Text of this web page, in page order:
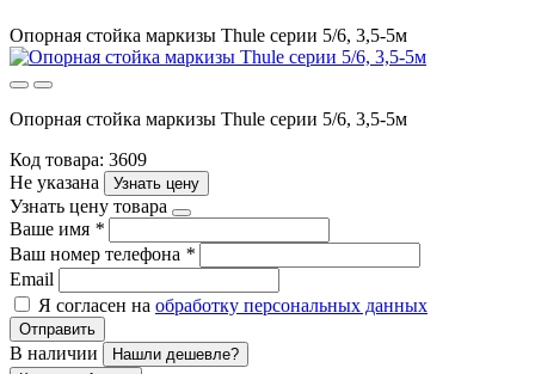
Опорная стойка маркизы Thule серии 5/6, 3,5-5м
Опорная стойка маркизы Thule серии 5/6, 3,5-5м
Код товара: 3609
Не указана
Узнать цену
Узнать цену товара
Ваше имя *
Ваш номер телефона *
Email
Я согласен на обработку персональных данных
Отправить
В наличии
Нашли дешевле?